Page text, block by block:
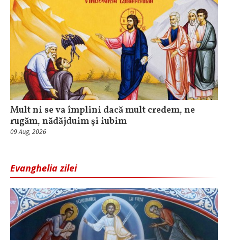
Mult ni se va împlini dacă mult credem, ne
rugăm, nădăjduim și iubim
09 Aug, 2026
Evanghelia zilei